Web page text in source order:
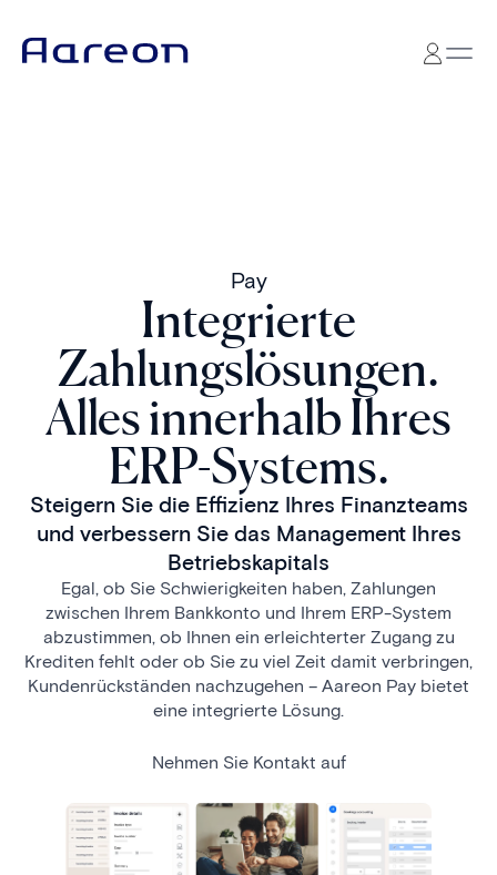
Pay
Integrierte
Zahlungslösungen.
Alles innerhalb Ihres
ERP-Systems.
Steigern Sie die Effizienz Ihres Finanzteams
und verbessern Sie das Management Ihres
Betriebskapitals
Egal, ob Sie Schwierigkeiten haben, Zahlungen
zwischen Ihrem Bankkonto und Ihrem ERP-System
abzustimmen, ob Ihnen ein erleichterter Zugang zu
Krediten fehlt oder ob Sie zu viel Zeit damit verbringen,
Kundenrückständen nachzugehen – Aareon Pay bietet
eine integrierte Lösung.
Nehmen Sie Kontakt auf